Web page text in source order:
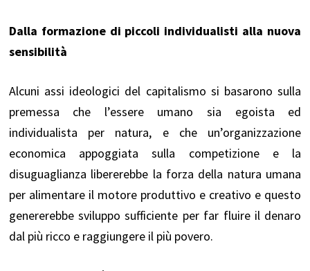
Dalla formazione di piccoli individualisti alla nuova
sensibilità
Alcuni assi ideologici del capitalismo si basarono sulla
premessa che l’essere umano sia egoista ed
individualista per natura, e che un’organizzazione
economica appoggiata sulla competizione e la
disuguaglianza libererebbe la forza della natura umana
per alimentare il motore produttivo e creativo e questo
genererebbe sviluppo sufficiente per far fluire il denaro
dal più ricco e raggiungere il più povero.